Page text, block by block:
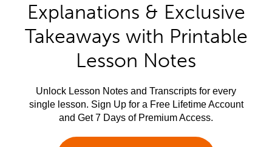
Explanations & Exclusive
Takeaways with Printable
Lesson Notes
Unlock Lesson Notes and Transcripts for every
single lesson. Sign Up for a Free Lifetime Account
and Get 7 Days of Premium Access.